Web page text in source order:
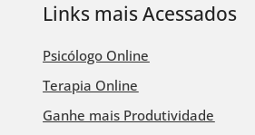
Links mais Acessados
Psicólogo Online
Terapia Online
Ganhe mais Produtividade